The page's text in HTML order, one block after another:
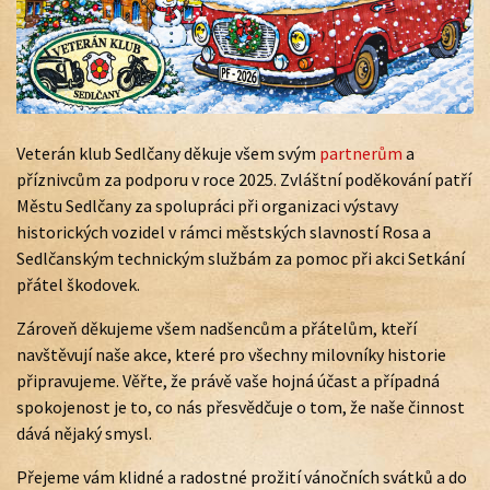
Veterán klub Sedlčany děkuje všem svým partnerůma
příznivcům za podporu v roce 2025. Zvláštní poděkování patří
Městu Sedlčany za spolupráci při organizaci výstavy
historických vozidel v rámci městských slavností Rosa a
Sedlčanským technickým službám za pomoc při akci Setkání
přátel škodovek.
Zároveň děkujeme všem nadšencům a přátelům, kteří
navštěvují naše akce, které pro všechny milovníky historie
připravujeme. Věřte, že právě vaše hojná účast a případná
spokojenost je to, co nás přesvědčuje o tom, že naše činnost
dává nějaký smysl.
Přejeme vám klidné a radostné prožití vánočních svátků a do